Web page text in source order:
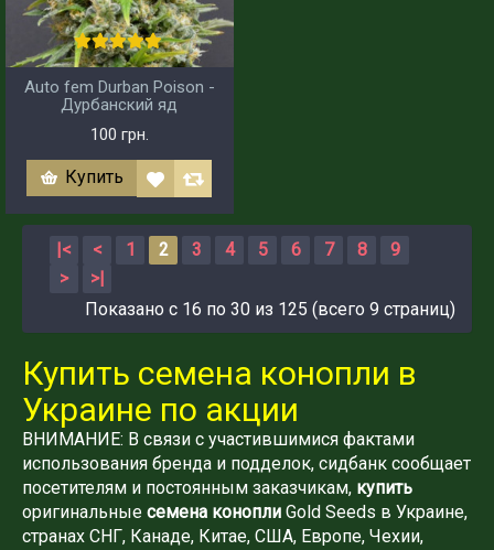
Auto fem Durban Poison -
Дурбанский яд
100 грн.
Купить
|< < 1 2 3 4 5 6 7 8
9
>
>|
Показано с 16 по 30 из 125 (всего 9 страниц)
Купить семена конопли в
Украине по акции
ВНИМАНИЕ: В связи с участившимися фактами
использования бренда и подделок, сидбанк сообщает
посетителям и постоянным заказчикам, купить
оригинальные семена конопли Gold Seeds в Украине,
странах СНГ, Канаде, Китае, США, Европе, Чехии,